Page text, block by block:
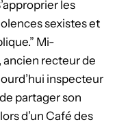
les
sexistes et
Mi-
ancien recteur de
inspecteur
partager son
d’un Café des